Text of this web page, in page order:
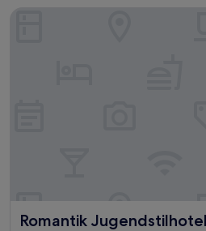
Bewertungen)
Romantik
Romantik Jugendstilhotel